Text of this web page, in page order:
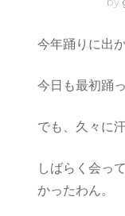
今年踊りに出
今日も最初踊
でも、久々に
しばらく会っ
かったわん。